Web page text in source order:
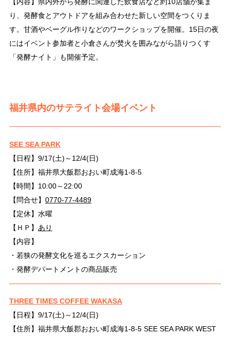
り、発酵食とアウトドアを組み合わせた新しい空間をつくりま
す。甘酒やベーグル作りなどのワークショップを開催。15日の夜
にはイベント参加者と小倉さんが焚火を囲みながら語りつくす
「発酵ナイト」も開催予定。
福井県内のサテライト会場イベント
SEE SEA PARK
【日程】9/17(土)～12/4(日)
【住所】福井県大飯郡おおい町成海1-8-5
【時間】10:00～22:00
【問合せ】 0770-77-4489
【定休】水曜
【ＨＰ】 あり
【内容】
・若狭の発酵文化を巡るエクスカーション
・発酵デパートメントの商品販売
THREE TIMES COFFEE WAKASA
【日程】9/17(土)～12/4(日)
【住所】福井県大飯郡おおい町成海1-8-5 SEE SEA PARK WEST